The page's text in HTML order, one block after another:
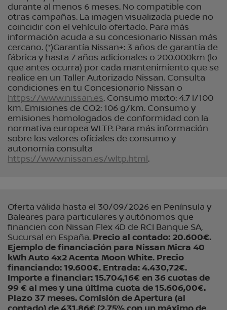
durante al menos 6 meses. No compatible con
otras campañas. La imagen visualizada puede no
coincidir con el vehículo ofertado. Para más
información acuda a su concesionario Nissan más
cercano. (*)Garantía Nissan+: 3 años de garantía de
fábrica y hasta 7 años adicionales o 200.000km (lo
que antes ocurra) por cada mantenimiento que se
realice en un Taller Autorizado Nissan. Consulta
condiciones en tu Concesionario Nissan o
https://www.nissan.es. Consumo mixto: 4.7 l/100
km. Emisiones de CO2: 106 g/km. Consumo y
emisiones homologados de conformidad con la
normativa europea WLTP. Para más información
sobre los valores oficiales de consumo y
autonomía consulta
https://www.nissan.es/wltp.html.
Oferta válida hasta el 30/09/2026 en Península y
Baleares para particulares y autónomos que
financien con Nissan Flex 4D de RCI Banque SA,
Sucursal en España. Precio al contado: 20.600€.
Ejemplo de financiación para Nissan Micra 40
kWh Auto 4x2 Acenta Moon White. Precio
financiando: 19.600€. Entrada: 4.430,72€.
Importe a financiar: 15.704,16€ en 36 cuotas de
99 € al mes y una última cuota de 15.606,00€.
Plazo 37 meses. Comisión de Apertura (al